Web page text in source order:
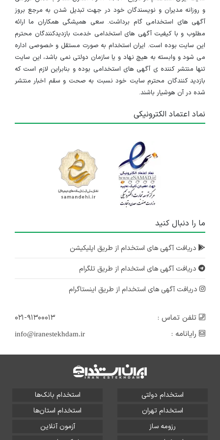
و روزانه مدیران و نویسندگان خود در جهت تبدیل شدن به مرجع بروز
آگهی های استخدامی گام برداشت. سعی همیشگی همکاران ما ارائه
مطلوب و با کیفیت آگهی های استخدامی خدمت بازدیدکنندگان محترم
این سایت بوده است. ایران استخدام به صورت مستقل و خصوصی اداره
می شود و وابسته به هیچ نهاد و یا سازمان دولتی نمی باشد، این سایت
تنها منتشر کننده ی آگهی های استخدامی بوده و بنابراین لازم است که
بازدید کنندگان محترم سایت خود نسبت به صحت و سقم اخبار منتشر
شده در آن هوشیار باشند.
نماد اعتماد الکترونیکی
ما را دنبال کنید
دریافت آگهی های استخدام از طریق اپلیکیشن
دریافت آگهی های استخدام از طریق تلگرام
دریافت آگهی های استخدام از طریق اینستاگرام
تلفن تماس :
۰۲۱-۹۱۳۰۰۰۱۳
رایانامه :
info@iranestekhdam.ir
استخدام دولتی
استخدام بانک‌ها
استخدام تهران
استخدام استان‌ها
رزومه ساز
آزمون آنلاین